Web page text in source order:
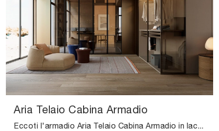
Aria Telaio Cabina Armadio
Eccoti l'armadio Aria Telaio Cabina Armadio in laccato opaco di Kristalia! Una ricca gamma di armadi cabine armadio con ante battenti.